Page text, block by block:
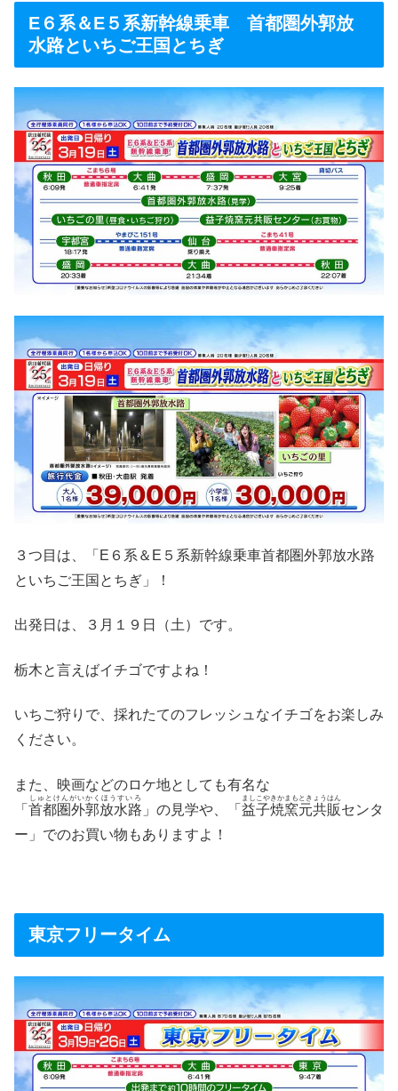
E６系＆E５系新幹線乗車 首都圏外郭放
水路といちご王国とちぎ
３つ目は、「E６系＆E５系新幹線乗車首都圏外郭放水路
といちご王国とちぎ」！
出発日は、３月１９日（土）です。
栃木と言えばイチゴですよね！
いちご狩りで、採れたてのフレッシュなイチゴをお楽しみ
ください。
また、映画などのロケ地としても有名な
「 首都圏外郭放水路
しゅとけんがいかくほうすいろ
」の見学や、「 益子焼窯元共販
ましこやきかまもときょうはん
センタ
ー」でのお買い物もありますよ！
東京フリータイム